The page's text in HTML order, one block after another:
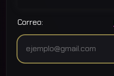
Correo: